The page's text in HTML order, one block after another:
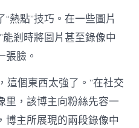
熱點”技巧。在一些圖片
剎時將圖片甚至錄像中
張臉。
這個東西太強了。”在社交
里，該博主向粉絲先容一
博主所展現的兩段錄像中